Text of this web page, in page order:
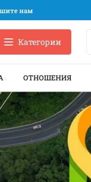
нам
Категории
ОТНОШЕНИЯ